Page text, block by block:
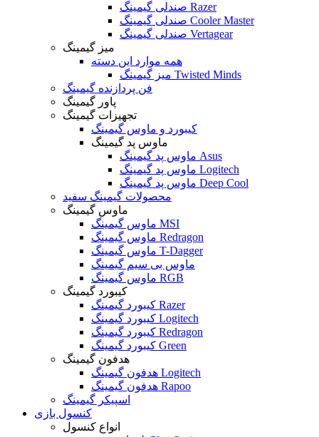
صندلی گیمینگ Razer
صندلی گیمینگ Cooler Master
صندلی گیمینگ Vertagear
میز گیمینگ
همه موارد این دسته
میز گیمینگ Twisted Minds
فن پردازنده گیمینگ
پاور گیمینگ
تجهیزات گیمینگ
کیبورد و ماوس گیمینگ
ماوس پد گیمینگ
ماوس پد گیمینگ Asus
ماوس پد گیمینگ Logitech
ماوس پد گیمینگ Deep Cool
محصولات گیمینگ سفید
ماوس گیمینگ
ماوس گیمینگ MSI
ماوس گیمینگ Redragon
ماوس گیمینگ T-Dagger
ماوس بی سیم گیمینگ
ماوس گیمینگ RGB
کیبورد گیمینگ
کیبورد گیمینگ Razer
کیبورد گیمینگ Logitech
کیبورد گیمینگ Redragon
کیبورد گیمینگ Green
هدفون گیمینگ
هدفون گیمینگ Logitech
هدفون گیمینگ Rapoo
اسپیکر گیمینگ
کنسول بازی
انواع کنسول